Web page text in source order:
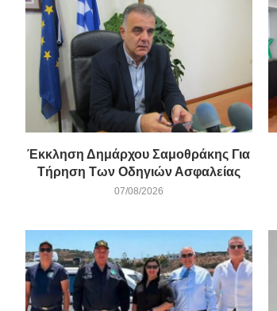
Έκκληση Δημάρχου Σαμοθράκης Για
Τήρηση Των Οδηγιών Ασφαλείας
07/08/2026